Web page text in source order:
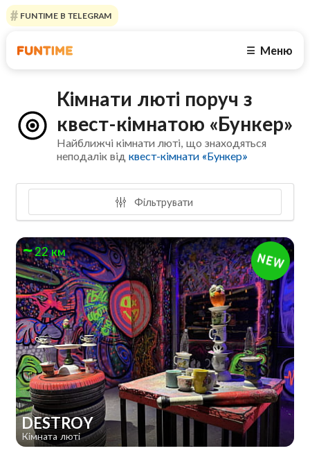
FUNTIME В TELEGRAM
☰ Меню
Кімнати люті поруч з
квест-кімнатою «Бункер»
Найближчі кімнати люті, що знаходяться
неподалік відквест-кімнати «Бункер»
Фільтрувати
22 км
DESTROY
Кімната люті